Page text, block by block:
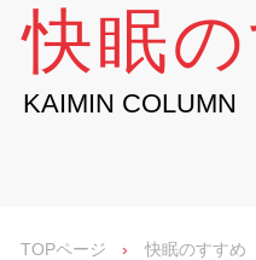
快眠
KAIMIN COLUMN
TOPページ › 快眠のすすめ